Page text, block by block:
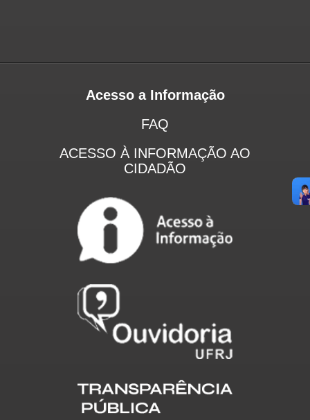
Acesso a Informação
FAQ
ACESSO À INFORMAÇÃO AO
CIDADÃO